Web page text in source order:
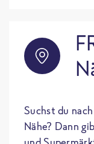
Suchst du
Nähe? Dann